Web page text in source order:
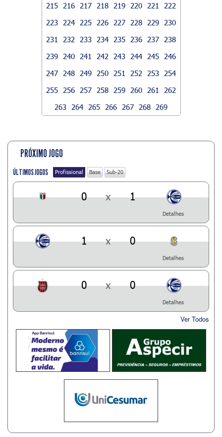
215
216 217 218 219 220 221
222
223
224 225 226 227 228 229
230
231
232 233 234 235 236 237
238
239
240 241 242 243 244 245
246
247
248 249 250 251 252 253
254
255
256 257 258 259 260 261
262
263
264 265 266 267 268 269
PRÓXIMO JOGO
ÚLTIMOS JOGOS Profissional Base Sub-20
0 x 1
Detalhes
1 x 0
Detalhes
0 x 0
Detalhes
Ver Todos